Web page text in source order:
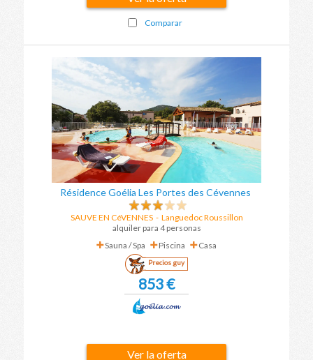
Comparar
Résidence Goélia Les Portes des Cévennes
SAUVE EN CéVENNES- Languedoc Roussillon
alquiler para 4 personas
Sauna / Spa
Piscina Casa
Precios guy
853 €
Ver la oferta